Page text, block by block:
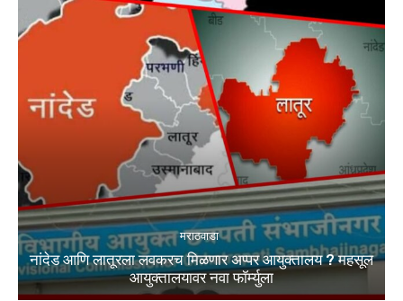
मराठवाडा
नांदेड आणि लातूरला लवकरच मिळणार अप्पर आयुक्तालय ? महसूल
आयुक्तालयावर नवा फॉर्म्युला